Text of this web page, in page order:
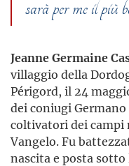
sarà per me il più
Jeanne Germaine
villaggio della
Périgord, il 24
dei coniugi Germano
coltivatori dei campi
Vangelo. Fu
nascita e posta